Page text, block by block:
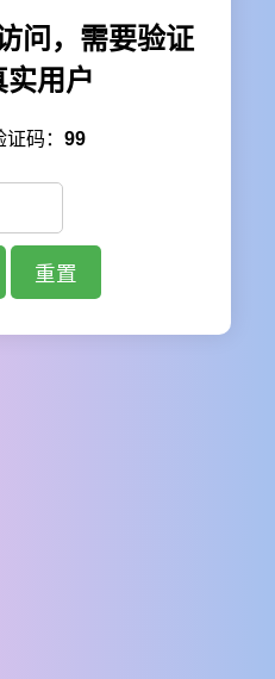
问，需要验证
用户
码： 99
重置